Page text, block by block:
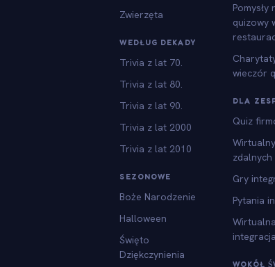
Zwierzęta
WEDŁUG DEKADY
Trivia z lat 70.
Trivia z lat 80.
Trivia z lat 90.
Trivia z lat 2000
Trivia z lat 2010
SEZONOWE
Boże Narodzenie
Halloween
Święto
Dziękczynienia
Pomysły
quizowy
wieczór
DLA
Quiz
zdalnych
Gry
Pytania
Wirtualna
integracja
WOKÓŁ